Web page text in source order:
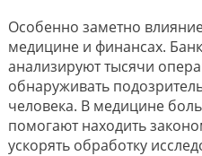
Особенно заметно
медицине и финансах.
анализируют тысячи
обнаруживать
человека. В медицине
помогают находить
ускорять обработку